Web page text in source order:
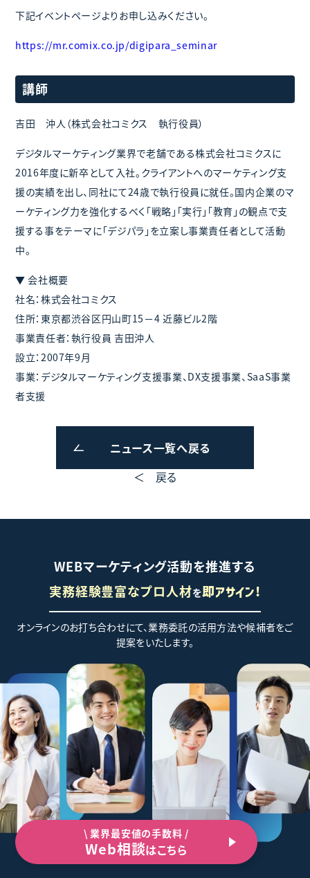
下記イベントページよりお申し込みください。
https://mr.comix.co.jp/digipara_seminar
講師
吉田 沖人（株式会社コミクス 執行役員）
デジタルマーケティング業界で老舗である株式会社コミクスに
2016年度に新卒として入社。クライアントへのマーケティング支
援の実績を出し、同社にて24歳で執行役員に就任。国内企業のマ
ーケティング力を強化するべく「戦略」「実行」「教育」の観点で支
援する事をテーマに「デジパラ」を立案し事業責任者として活動
中。
▼ 会社概要
社名：株式会社コミクス
住所：東京都渋谷区円山町15－4 近藤ビル2階
事業責任者：執行役員 吉田沖人
設立：2007年9月
事業：デジタルマーケティング支援事業、DX支援事業、SaaS事業
者支援
ニュース一覧へ戻る
＜ 戻る
WEBマーケティング活動を推進する
実務経験豊富なプロ人材を 即アサイン!
オンラインのお打ち合わせにて、業務委託の活用方法や候補者をご
提案をいたします。
\ 業界最安値の手数料 /
Web相談はこちら